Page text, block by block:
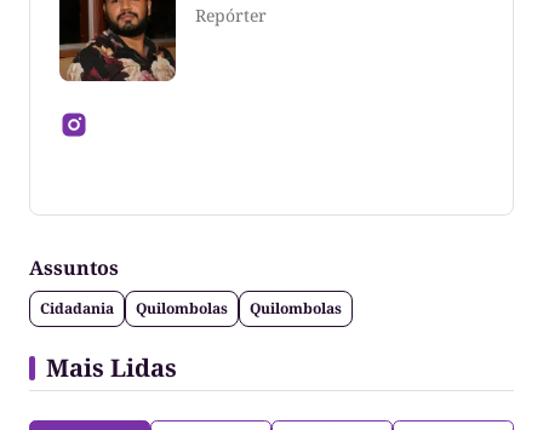
Repórter
Tocantins
Assuntos
Cidadania Quilombolas Quilombolas
Mais Lidas